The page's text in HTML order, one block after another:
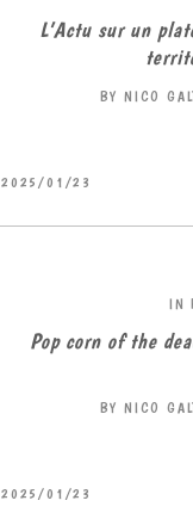
L’Actu sur un
BY NICO
2025/01/23
IN
Pop corn of the
BY NICO
2025/01/23